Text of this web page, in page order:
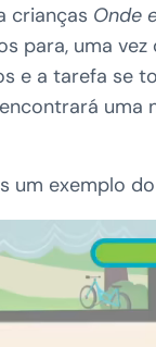
crianças Onde
para, uma
e a tarefa se
um exemplo